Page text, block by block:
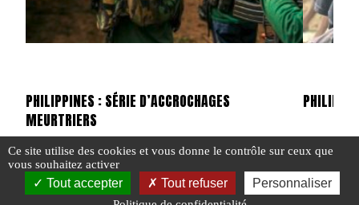
PHILIPPINES : SÉRIE D’ACCROCHAGES
MEURTRIERS
#ACTU POINTS CHAUDS #N°476 #PHILIPPINES
Ce site utilise des cookies et vous donne le contrôle sur ceux que
vous souhaitez activer
Tout accepter Tout refuser Personnaliser